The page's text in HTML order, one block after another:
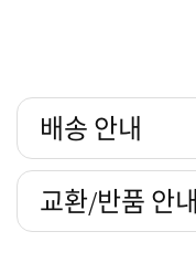
배송 안내
교환/반품 안내